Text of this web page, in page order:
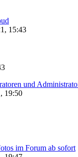
15:43
und
19:50
im Forum ab sofort